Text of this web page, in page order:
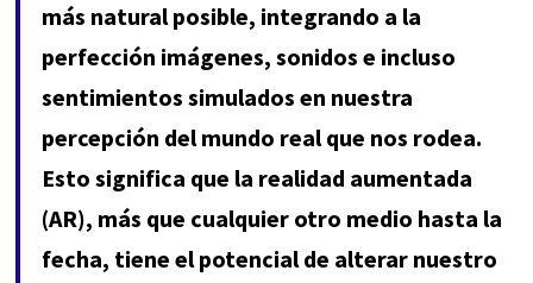
más natural posible, integrando a la
perfección imágenes, sonidos e incluso
sentimientos simulados en nuestra
percepción del mundo real que nos rodea.
Esto significa que la realidad aumentada
(AR), más que cualquier otro medio hasta la
fecha, tiene el potencial de alterar nuestro